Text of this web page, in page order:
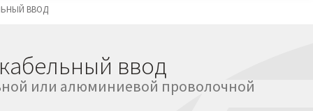
ВВОД
ввод
или алюминиевой проволочной